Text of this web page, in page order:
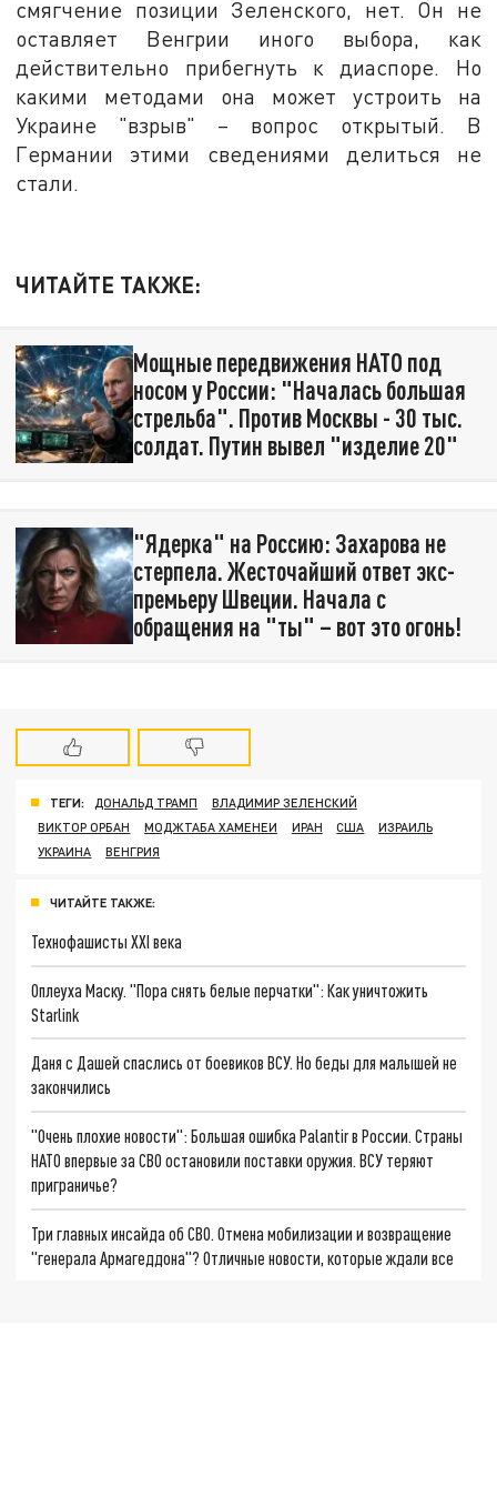
смягчение позиции Зеленского, нет. Он не
оставляет Венгрии иного выбора, как
действительно прибегнуть к диаспоре. Но
какими методами она может устроить на
Украине "взрыв" – вопрос открытый. В
Германии этими сведениями делиться не
стали.
ЧИТАЙТЕ ТАКЖЕ:
Мощные передвижения НАТО под
носом у России: "Началась большая
стрельба". Против Москвы - 30 тыс.
солдат. Путин вывел "изделие 20"
"Ядерка" на Россию: Захарова не
стерпела. Жесточайший ответ экс-
премьеру Швеции. Начала с
обращения на "ты" – вот это огонь!
ТЕГИ: ДОНАЛЬД ТРАМП
ВЛАДИМИР ЗЕЛЕНСКИЙ
ВИКТОР ОРБАН
МОДЖТАБА ХАМЕНЕИ ИРАН США
ИЗРАИЛЬ
УКРАИНА
ВЕНГРИЯ
ЧИТАЙТЕ ТАКЖЕ:
Технофашисты XXI века
Оплеуха Маску. "Пора снять белые перчатки": Как уничтожить
Starlink
Даня с Дашей спаслись от боевиков ВСУ. Но беды для малышей не
закончились
"Очень плохие новости": Большая ошибка Palantir в России. Страны
НАТО впервые за СВО остановили поставки оружия. ВСУ теряют
приграничье?
Три главных инсайда об СВО. Отмена мобилизации и возвращение
"генерала Армагеддона"? Отличные новости, которые ждали все